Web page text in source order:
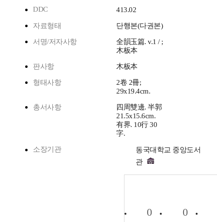
DDC
413.02
자료형태 단행본(다권본)
서명/저자사항
全韻玉篇. v.1 / ;
木板本
판사항 木板本
형태사항
2卷 2冊;
29x19.4cm.
총서사항
四周雙邊. 半郭
21.5x15.6cm.
有界. 10行 30
字.
소장기관
동국대학교 중앙도서
관
0 0